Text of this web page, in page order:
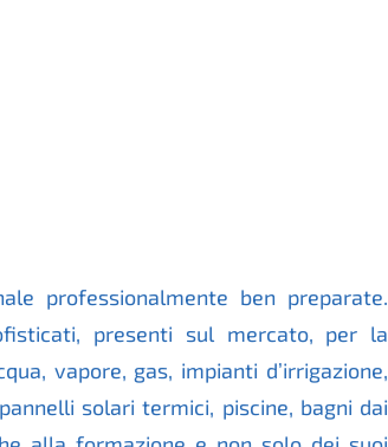
professionalmente ben preparate.
presenti sul mercato, per la
vapore, gas, impianti d’irrigazione,
solari termici, piscine, bagni dai